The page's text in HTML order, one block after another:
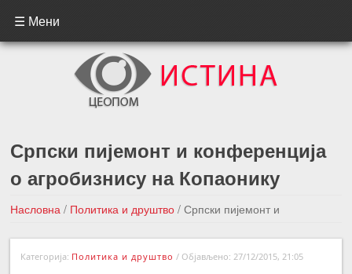
☰ Мени
Српски пијемонт и конференција
о агробизнису на Копаонику
Насловна / Политика и друштво / Српски пијемонт и
конференција о агробизнису на Копаонику
←Претходна вест
Следећа вест →
Категорија: Политика и друштво / Објављено: 27/12/2015, 21:05